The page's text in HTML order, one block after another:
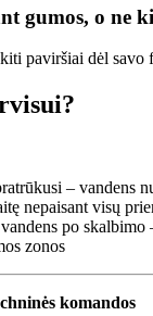
gumos, o ne
paviršiai dėl
– vandens
nepaisant visų
po
zonos
komandos